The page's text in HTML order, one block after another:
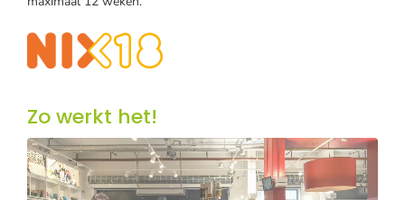
Zo werkt het!